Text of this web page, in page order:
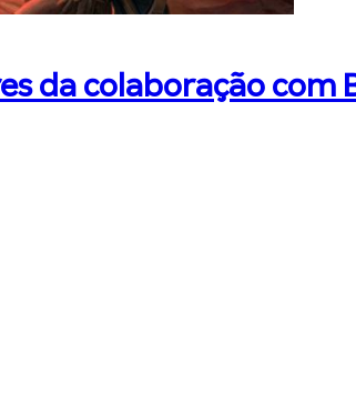
da colaboração com